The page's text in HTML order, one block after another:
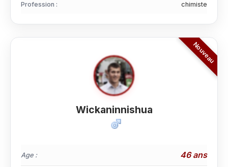
Profession : chimiste
Wickaninnishua
Age : 46 ans